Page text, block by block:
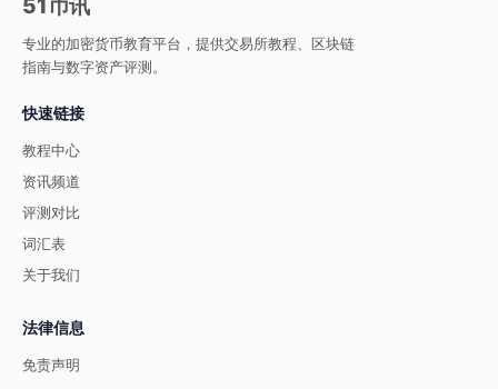
专业的加密货币教育平台，提供交易所教程、区块链
指南与数字资产评测。
快速链接
教程中心
资讯频道
评测对比
词汇表
关于我们
法律信息
免责声明